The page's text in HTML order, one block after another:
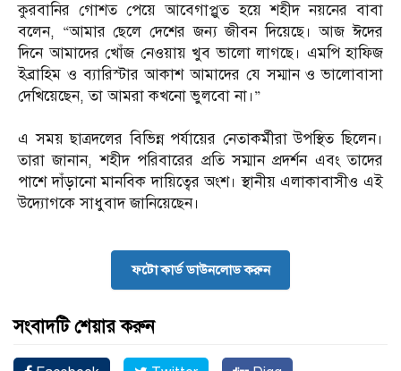
‎কুরবানির গোশত পেয়ে আবেগাপ্লুত হয়ে শহীদ নয়নের বাবা
বলেন, “আমার ছেলে দেশের জন্য জীবন দিয়েছে। আজ ঈদের
দিনে আমাদের খোঁজ নেওয়ায় খুব ভালো লাগছে। এমপি হাফিজ
ইব্রাহিম ও ব্যারিস্টার আকাশ আমাদের যে সম্মান ও ভালোবাসা
দেখিয়েছেন, তা আমরা কখনো ভুলবো না।”
‎এ সময় ছাত্রদলের বিভিন্ন পর্যায়ের নেতাকর্মীরা উপস্থিত ছিলেন।
তারা জানান, শহীদ পরিবারের প্রতি সম্মান প্রদর্শন এবং তাদের
পাশে দাঁড়ানো মানবিক দায়িত্বের অংশ। স্থানীয় এলাকাবাসীও এই
উদ্যোগকে সাধুবাদ জানিয়েছেন।
ফটো কার্ড ডাউনলোড করুন
সংবাদটি শেয়ার করুন